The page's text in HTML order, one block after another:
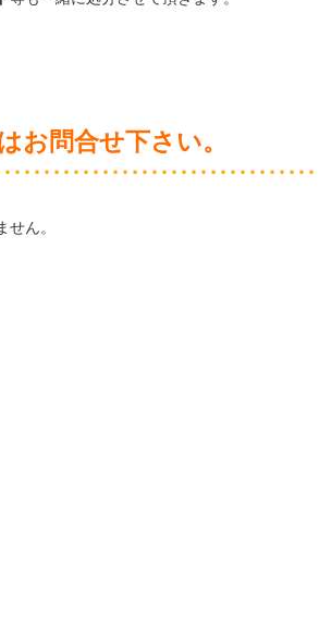
お問合せ下さい。
ん。